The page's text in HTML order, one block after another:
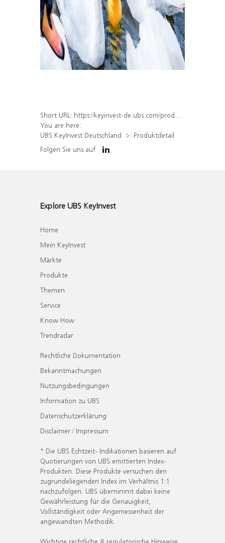
Short URL: https://keyinvest-de.ubs.com/produkt/detail/index/isin/DE000WA4FRD0
You are here:
UBS KeyInvest Deutschland
Produktdetail
Folgen Sie uns auf
Explore UBS KeyInvest
Home
Mein KeyInvest
Märkte
Produkte
Themen
Service
Know How
Trendradar
Rechtliche Dokumentation
Bekanntmachungen
Nutzungsbedingungen
Information zu UBS
Datenschutzerklärung
Disclaimer / Impressum
* Die UBS Echtzeit- Indikationen basieren auf
Quotierungen von UBS emittierten Index-
Produkten. Diese Produkte versuchen den
zugrundeliegenden Index im Verhältnis 1:1
nachzufolgen. UBS übernimmt dabei keine
Gewährleistung für die Genauigkeit,
Vollständigkeit oder Angemessenheit der
angewandten Methodik.